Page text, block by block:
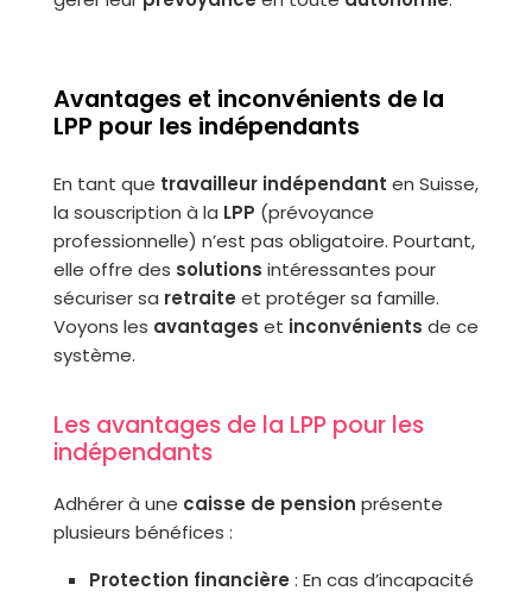
Avantages et inconvénients de la
LPP pour les indépendants
En tant que travailleur indépendant en Suisse,
la souscription à la LPP (prévoyance
professionnelle) n’est pas obligatoire. Pourtant,
elle offre des solutions intéressantes pour
sécuriser sa retraite et protéger sa famille.
Voyons les avantages et inconvénients de ce
système.
Les avantages de la LPP pour les
indépendants
Adhérer à une caisse de pension présente
plusieurs bénéfices :
Protection financière : En cas d’incapacité